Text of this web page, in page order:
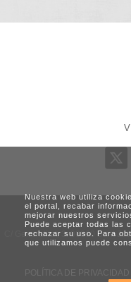
C/ Generalitat, 3. 08960 Sant
POLÍTICA DE PRIVACIDAD
Nuestra web utiliza
el portal, recabar
mejorar nuestros
Puede aceptar todas las
rechazar su uso. Para
que utilizamos puede